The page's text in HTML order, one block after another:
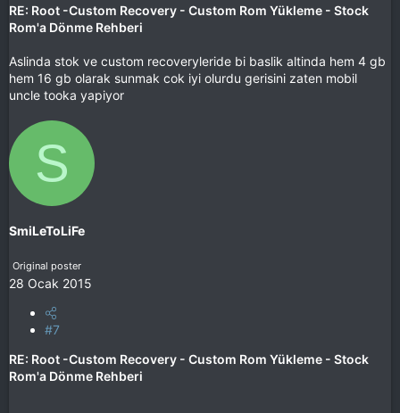
RE: Root -Custom Recovery - Custom Rom Yükleme - Stock
Rom'a Dönme Rehberi
Aslinda stok ve custom recoveryleride bi baslik altinda hem 4 gb
hem 16 gb olarak sunmak cok iyi olurdu gerisini zaten mobil
uncle tooka yapiyor
S
SmiLeToLiFe
Original poster
28 Ocak 2015
#7
RE: Root -Custom Recovery - Custom Rom Yükleme - Stock
Rom'a Dönme Rehberi